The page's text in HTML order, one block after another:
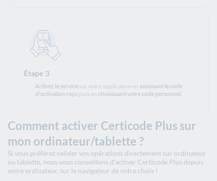
Étape 3
Activez le service sur votre application en saisissant le code
d'activation reçu puis en choisissant votre code personnel .
Comment activer Certicode Plus sur
mon ordinateur/tablette ?
Si vous préférez valider vos opérations directement sur ordinateur
ou tablette, nous vous conseillons d’activer Certicode Plus depuis
votre ordinateur, sur le navigateur de votre choix !